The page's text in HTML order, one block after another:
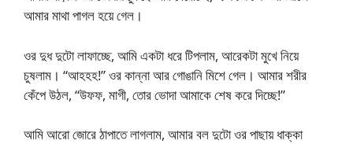
আমার মাথা পাগল হয়ে গেল।
ওর দুধ দুটো লাফাচ্ছে, আমি একটা ধরে টিপলাম, আরেকটা মুখে নিয়ে
চুষলাম। “আহহহ!” ওর কান্না আর গোঙানি মিশে গেল। আমার শরীর
কেঁপে উঠল, “উফফ, মাগী, তোর ভোদা আমাকে শেষ করে দিচ্ছে!”
আমি আরো জোরে ঠাপাতে লাগলাম, আমার বল দুটো ওর পাছায় ধাক্কা